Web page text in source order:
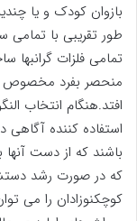
بازوان كودک و یا
طور تقریبی با تمامی
تمامی فلزات
منحصر بفرد مخصوص
افتد.هنگام انتخاب
استفاده كننده
باشند كه از دست آنها
كه در صورت رشد
كوچکنوزادان را می